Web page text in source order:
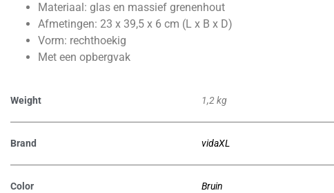
Materiaal: glas en massief grenenhout
Afmetingen: 23 x 39,5 x 6 cm (L x B x D)
Vorm: rechthoekig
Met een opbergvak
Weight 1,2 kg
Brand vidaXL
Color Bruin